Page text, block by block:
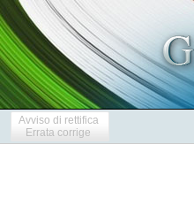
Avviso di rettifica
Errata corrige